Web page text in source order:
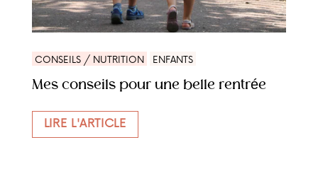
CONSEILS / NUTRITION ENFANTS
Mes conseils pour une belle rentrée
LIRE L'ARTICLE